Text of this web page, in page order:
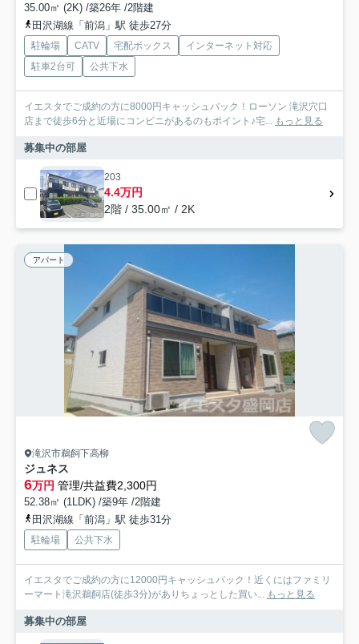
35.00㎡ (2K) /築26年 /2階建
田沢湖線「前潟」駅 徒歩27分
駐輪場 CATV 宅配ボックス
インターネット対応
駐車2台可
公共下水
イエスタでご成約の方に8000円キャッシュバック！ローソン 滝沢穴口
店まで徒歩6分と近場にコンビニがあるのもポイント♪宅... もっと見る
募集中の部屋
203
4.4万円
2階 / 35.00㎡ / 2K
アパート
滝沢市鵜飼下高柳
ジュネス
6万円 管理/共益費2,300円
52.38㎡ (1LDK) /築9年 /2階建
田沢湖線「前潟」駅 徒歩31分
駐輪場 公共下水
イエスタでご成約の方に12000円キャッシュバック！近くにはファミリ
ーマート滝沢鵜飼店(徒歩3分)がありちょっとした買い... もっと見る
募集中の部屋